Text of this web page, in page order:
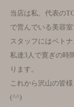
当店は私、代表の
で営んでいる美容室
スタッフにはベト
私達3人で寛ぎの時
ります。
これから沢山の皆
(^^)